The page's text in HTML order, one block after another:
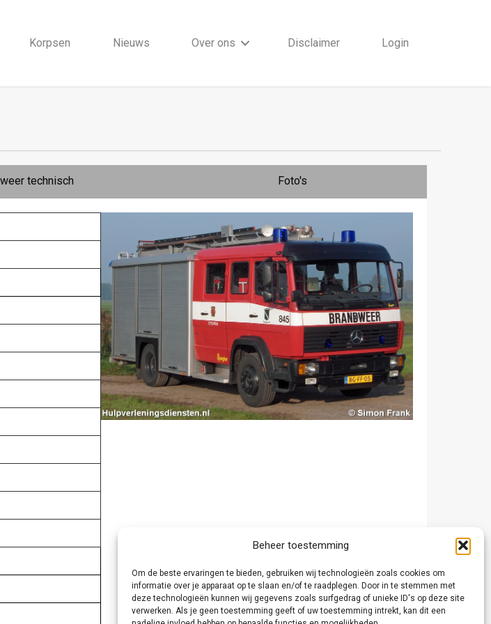
Beheer toestemming
Om de beste ervaringen te bieden, gebruiken wij technologieën zoals cookies om
informatie over je apparaat op te slaan en/of te raadplegen. Door in te stemmen met
deze technologieën kunnen wij gegevens zoals surfgedrag of unieke ID's op deze site
verwerken. Als je geen toestemming geeft of uw toestemming intrekt, kan dit een
Korpsen Nieuws Over ons Disclaimer Login
technisch Foto's